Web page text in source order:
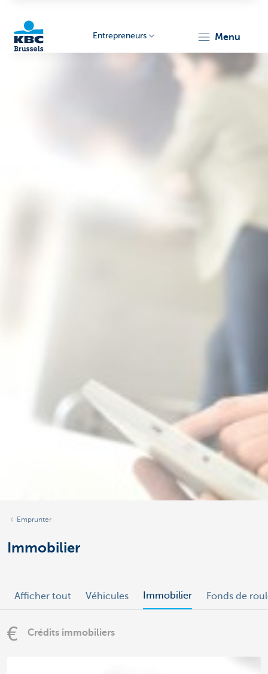
Entrepreneurs menu
Emprunter
Immobilier
Afficher tout Véhicules Immobilier Fonds de
Crédits immobiliers